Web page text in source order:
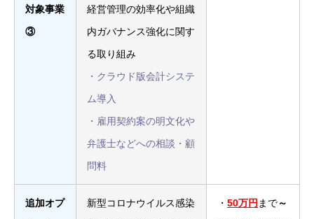
対象事業
③
経営管理の効率化や組織
内ガバナンス強化に関す
る取り組み
・クラウド版会計システ
ム導入
・雇用契約案の明文化や
弁護士などへの相談・顧
問料
追加オプ
新型コロナウイルス感染
・ 50万円 まで～